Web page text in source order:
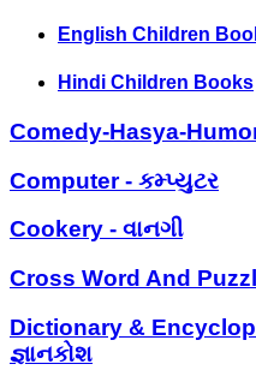
English Children
Hindi Children Books
Comedy-Hasya-
Computer - કમ્પ્યુટર
Cookery - વાનગી
Cross Word And
Dictionary &
જ્ઞાનકોશ